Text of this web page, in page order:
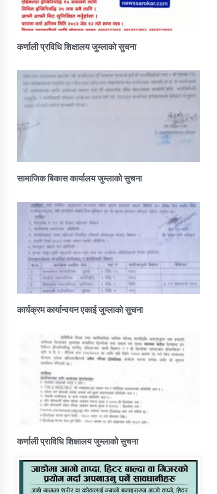
कर्णाली प्रविधि शिक्षालय जुम्लाको सुचना
सामाजिक बिकास कार्यालय जुम्लाकाे सुचना
कार्यक्रम कार्यान्वयन एकाई जुम्लाको सुचना
कर्णाली प्राविधि शिक्षालय जुम्लाको सुचना